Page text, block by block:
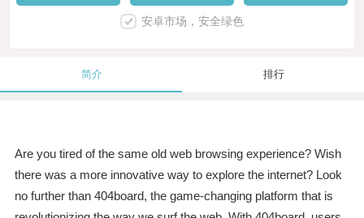
安卓市场，安全绿色
简介 排行
Are you tired of the same old web browsing experience? Wish
there was a more innovative way to explore the internet? Look
no further than 404board, the game-changing platform that is